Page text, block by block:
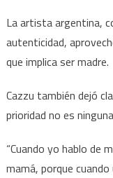
La artista argentina,
autenticidad,
que implica ser madre.
Cazzu también dejó
prioridad no es
“Cuando yo hablo de
mamá, porque